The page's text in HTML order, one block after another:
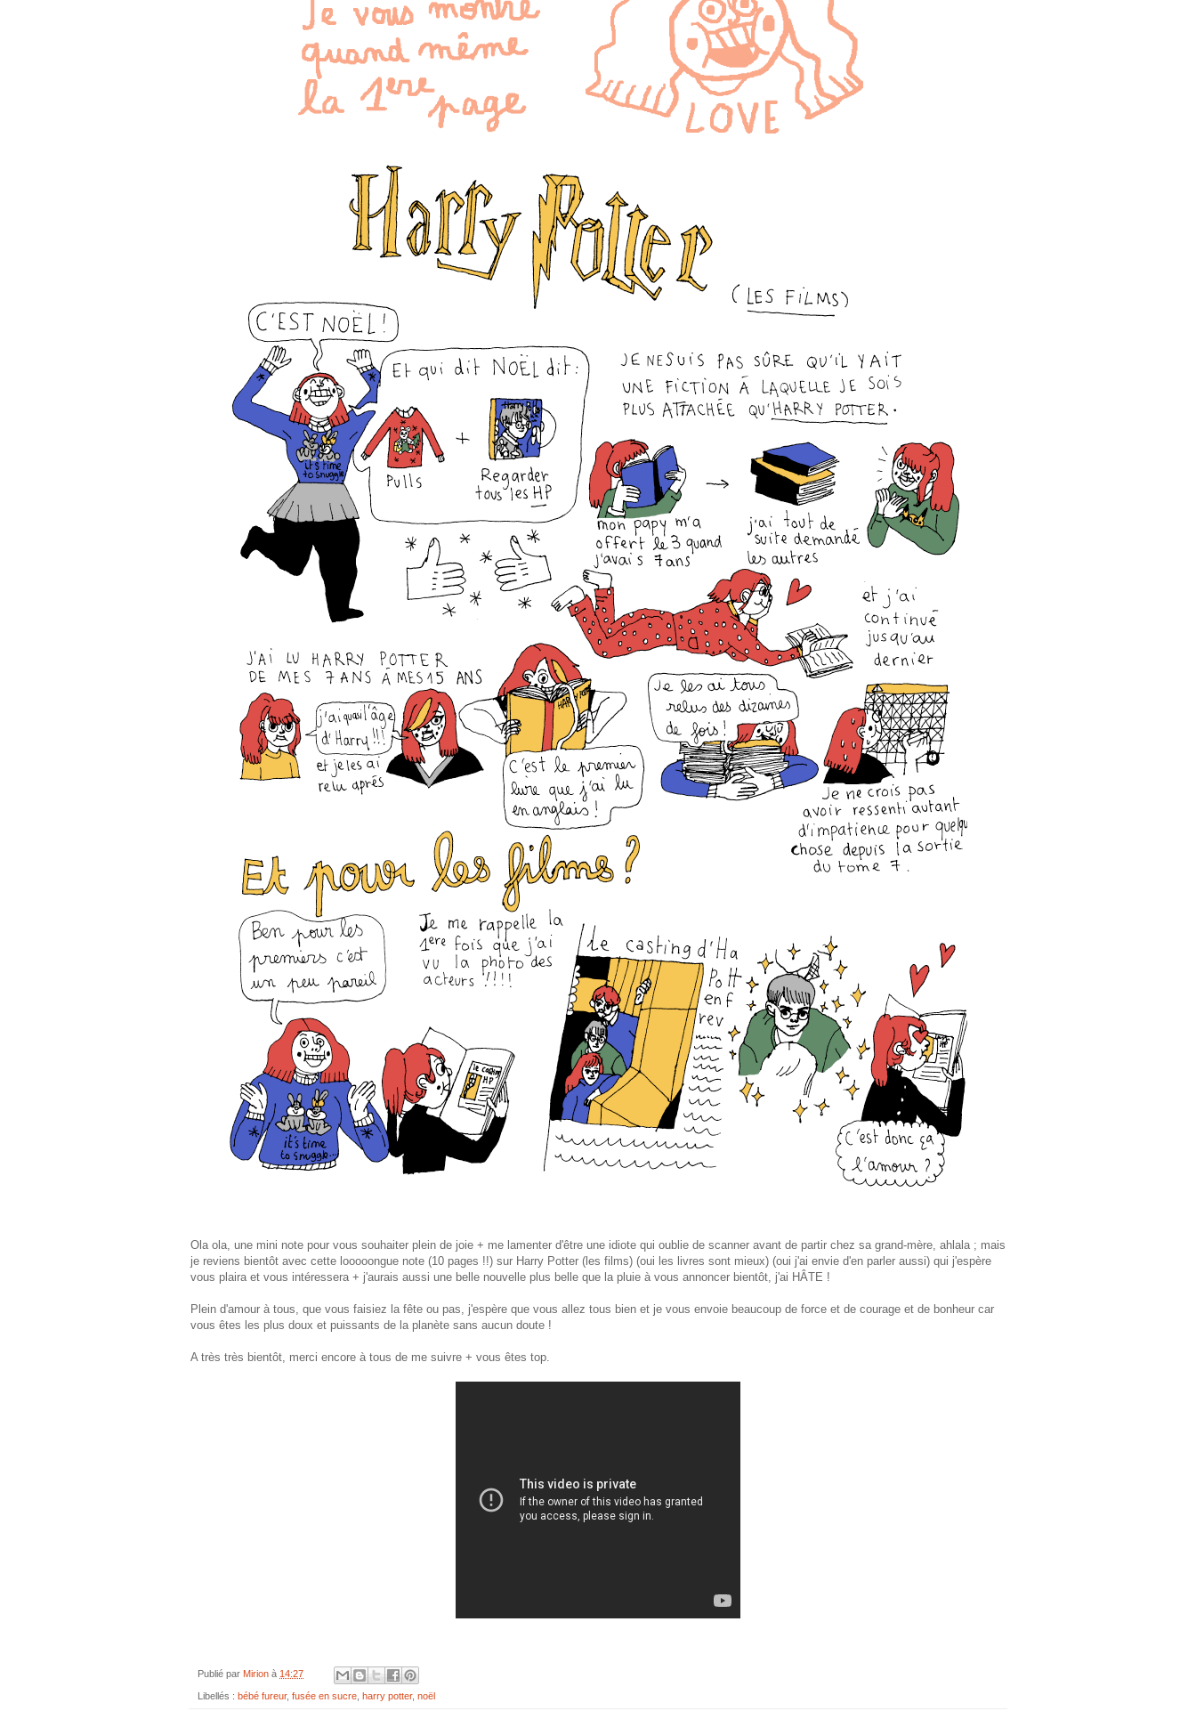
Ola ola, une mini note pour vous souhaiter plein de joie + me lamenter d'être une idiote qui oublie de scanner avant de partir chez sa grand-mère, ahlala ; mais
je reviens bientôt avec cette looooongue note (10 pages !!) sur Harry Potter (les films) (oui les livres sont mieux) (oui j'ai envie d'en parler aussi) qui j'espère
vous plaira et vous intéressera + j'aurais aussi une belle nouvelle plus belle que la pluie à vous annoncer bientôt, j'ai HÂTE !
Plein d'amour à tous, que vous faisiez la fête ou pas, j'espère que vous allez tous bien et je vous envoie beaucoup de force et de courage et de bonheur car
vous êtes les plus doux et puissants de la planète sans aucun doute !
A très très bientôt, merci encore à tous de me suivre + vous êtes top.
Publié par Mirion à 14:27
Libellés : bébé fureur, fusée en sucre harry potter, noël